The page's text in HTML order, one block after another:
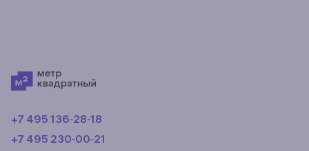
+7 495 136‑28‑18
+7 495 230‑00‑21